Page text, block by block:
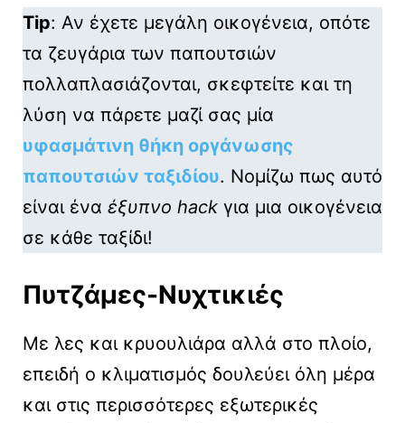
Tip: Αν έχετε μεγάλη οικογένεια, οπότε
τα ζευγάρια των παπουτσιών
πολλαπλασιάζονται, σκεφτείτε και τη
λύση να πάρετε μαζί σας μία
υφασμάτινη θήκη οργάνωσης
παπουτσιών ταξιδίου. Νομίζω πως αυτό
είναι ένα έξυπνο hack για μια οικογένεια
σε κάθε ταξίδι!
Πυτζάμες-Νυχτικιές
Με λες και κρυουλιάρα αλλά στο πλοίο,
επειδή ο κλιματισμός δουλεύει όλη μέρα
και στις περισσότερες εξωτερικές